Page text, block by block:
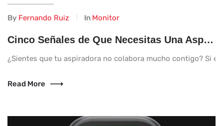
By Fernando Ruiz In Monitor
Cinco Señales de Que Necesitas Una Aspiradora Más Potente en Tu Hogar
¿Sientes que tu aspiradora no colabora mucho contigo? Si
Read More